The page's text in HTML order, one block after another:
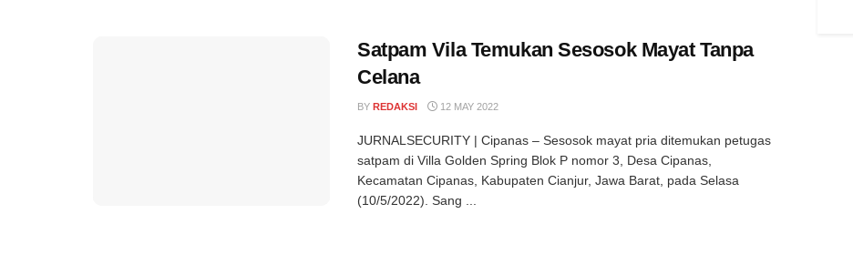
Satpam Vila Temukan Sesosok Mayat Tanpa
Celana
BY REDAKSI 12 MAY 2022
JURNALSECURITY | Cipanas – Sesosok mayat pria ditemukan petugas
satpam di Villa Golden Spring Blok P nomor 3, Desa Cipanas,
Kecamatan Cipanas, Kabupaten Cianjur, Jawa Barat, pada Selasa
(10/5/2022). Sang ...